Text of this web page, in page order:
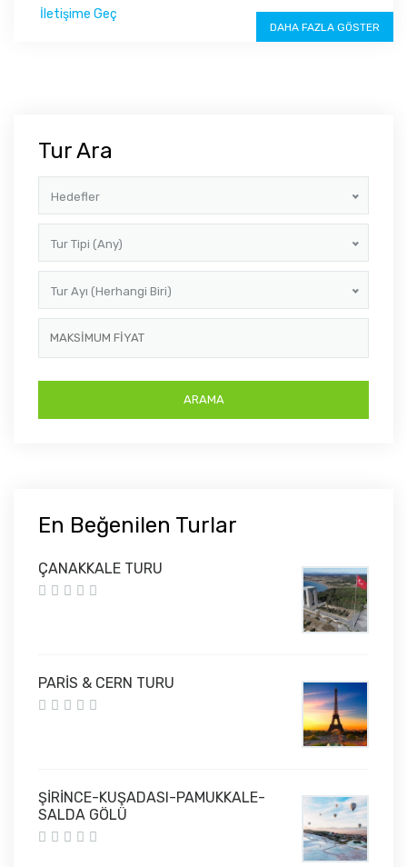
İletişime Geç
DAHA FAZLA GÖSTER
Tur Ara
Hedefler
Tur Tipi (Any)
Tur Ayı (Herhangi Biri)
En Beğenilen Turlar
ÇANAKKALE TURU
PARİS & CERN TURU
ŞİRİNCE-KUŞADASI-PAMUKKALE-
SALDA GÖLÜ